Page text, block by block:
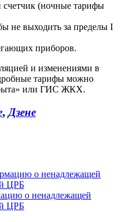
(ночные тарифы
не выходить за пределы I
приборов.
и изменениями в
тарифы можно
или ГИС ЖКХ.
, Дзене
о ненадлежащей
ЦРБ